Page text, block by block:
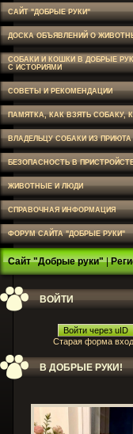
САЙТ "ДОБРЫЕ РУКИ"
ДОСКА ОБЪЯВЛЕНИЙ О
СОБАКИ И КОШКИ В ДОБРЫЕ
С ИСТОРИЯМИ
СОВЕТЫ И РЕКОМЕНДАЦИИ
ПАМЯТКА, КАК ВЗЯТЬ СОБАКУ,
ВЛАДЕЛЬЦУ СОБАКИ ИЗ
БЕЗОПАСНОСТЬ В
ЖИВОТНЫЕ И ЛЮДИ
СПРАВОЧНАЯ ИНФОРМАЦИЯ
ФОРУМ САЙТА "ДОБРЫЕ РУКИ"
Сайт "Добрые руки"|
ВОЙТИ
Войти через uID
Старая форма
В ДОБРЫЕ РУКИ!